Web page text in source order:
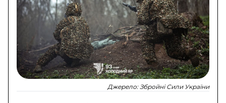
Джерело:Збройні Сили України